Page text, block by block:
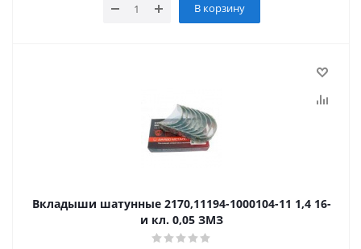
В корзину
Вкладыши шатунные 2170,11194-1000104-11 1,4 16-
и кл. 0,05 ЗМЗ